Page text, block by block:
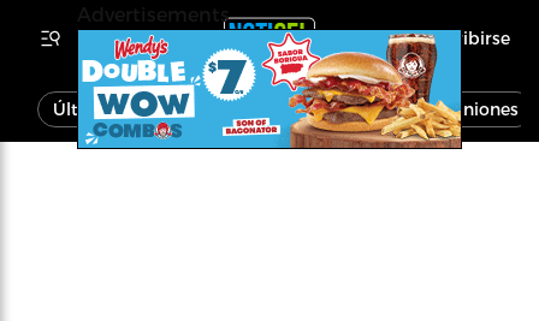
Inscribirse
Última Hora Noticias Economía Opiniones
Advertisements